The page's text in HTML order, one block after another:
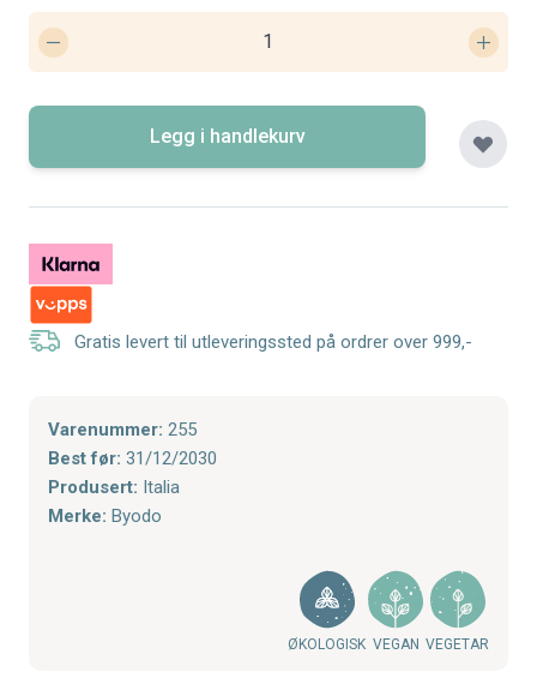
Legg i handlekurv
Gratis levert til utleveringssted på ordrer over 999,-
Varenummer: 255
Best før: 31/12/2030
Produsert: Italia
Merke: Byodo
ØKOLOGISK VEGAN VEGETAR